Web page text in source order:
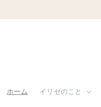
ホーム イリゼのこと